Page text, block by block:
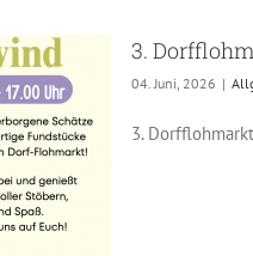
3.
04. Juni, 2026 |
3.